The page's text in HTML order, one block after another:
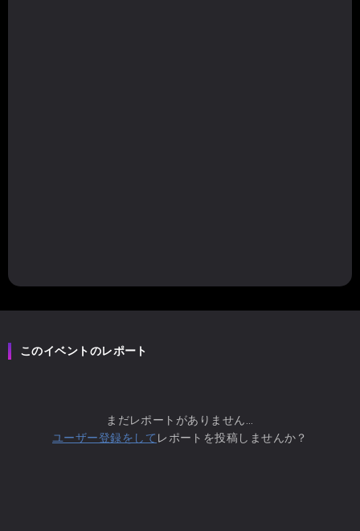
このイベントのレポート
まだレポートがありません...
ユーザー登録をして レポートを投稿しませんか？